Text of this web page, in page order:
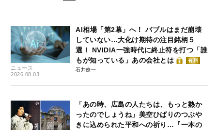
ニュース
2026.08.03
AI相場「第2幕」へ！ バブルはまだ崩壊
していない…大化け期待の注目銘柄５
選！ NVIDIA一強時代に終止符を打つ「誰
もが知っている」あの会社とは
有料
石井僚一
「あの時、広島の人たちは、もっと熱か
ったのでしょうね」美空ひばりのつぶや
きに込められた平和への祈り…『一本の